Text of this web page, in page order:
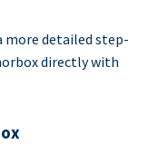
more detailed step-
directly with